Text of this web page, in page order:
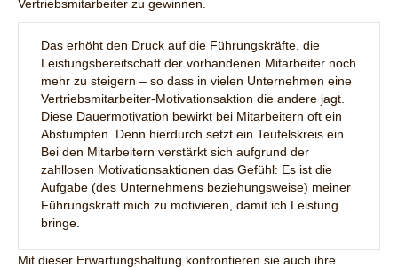
Vertriebsmitarbeiter zu gewinnen.
Das erhöht den Druck auf die Führungskräfte, die
Leistungsbereitschaft der vorhandenen Mitarbeiter noch
mehr zu steigern – so dass in vielen Unternehmen eine
Vertriebsmitarbeiter-Motivationsaktion die andere jagt.
Diese Dauermotivation bewirkt bei Mitarbeitern oft ein
Abstumpfen. Denn hierdurch setzt ein Teufelskreis ein.
Bei den Mitarbeitern verstärkt sich aufgrund der
zahllosen Motivationsaktionen das Gefühl: Es ist die
Aufgabe (des Unternehmens beziehungsweise) meiner
Führungskraft mich zu motivieren, damit ich Leistung
bringe.
Mit dieser Erwartungshaltung konfrontieren sie auch ihre